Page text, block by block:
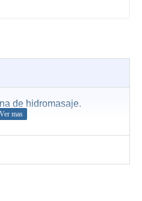
de hidromasaje.